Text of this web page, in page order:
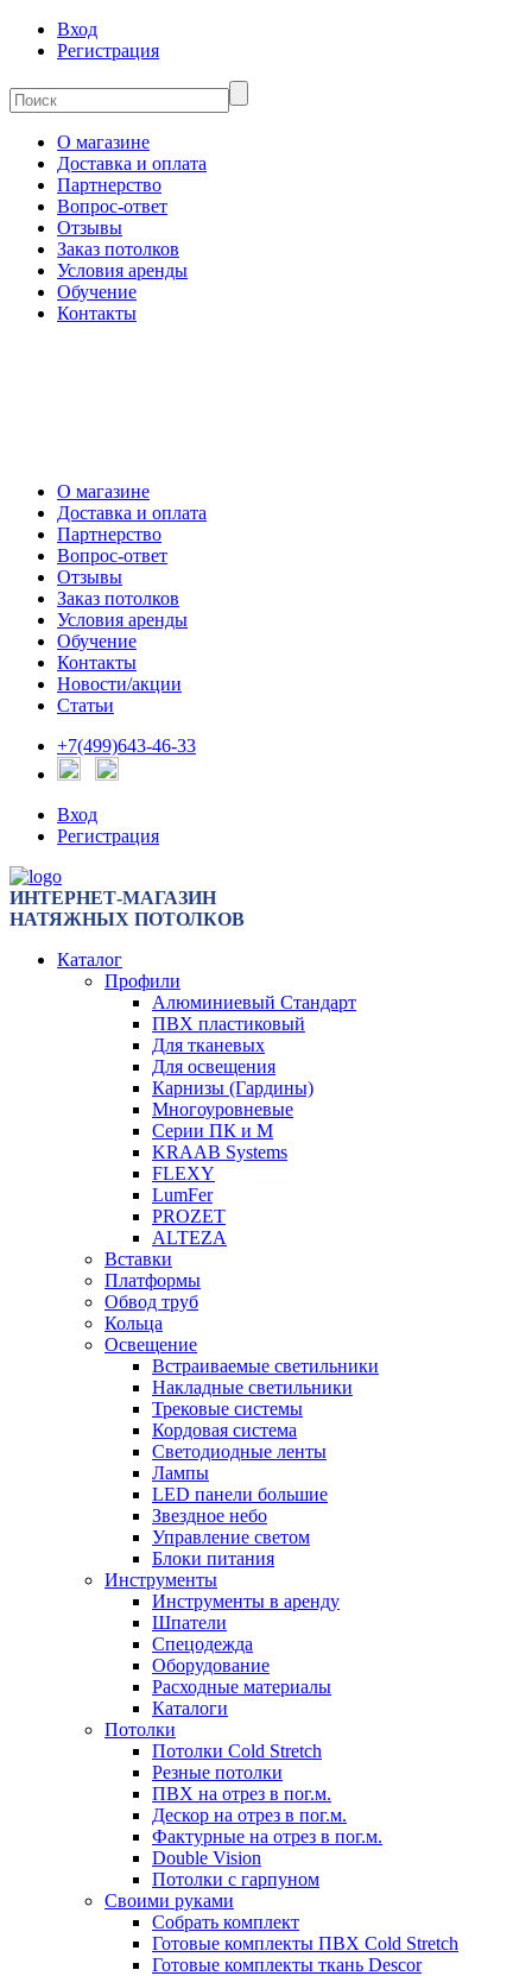
Вход
Регистрация
О магазине
Доставка и оплата
Партнерство
Вопрос-ответ
Отзывы
Заказ потолков
Условия аренды
Обучение
Контакты
О магазине
Доставка и оплата
Партнерство
Вопрос-ответ
Отзывы
Заказ потолков
Условия аренды
Обучение
Контакты
Новости/акции
Статьи
+7(499)643-46-33
Вход
Регистрация
ИНТЕРНЕТ-МАГАЗИН
НАТЯЖНЫХ ПОТОЛКОВ
Каталог
Профили
Алюминиевый Стандарт
ПВХ пластиковый
Для тканевых
Для освещения
Карнизы (Гардины)
Многоуровневые
Серии ПК и М
KRAAB Systems
FLEXY
LumFer
PROZET
ALTEZA
Вставки
Платформы
Обвод труб
Кольца
Освещение
Встраиваемые светильники
Накладные светильники
Трековые системы
Кордовая система
Светодиодные ленты
Лампы
LED панели большие
Звездное небо
Управление светом
Блоки питания
Инструменты
Инструменты в аренду
Шпатели
Спецодежда
Оборудование
Расходные материалы
Каталоги
Потолки
Потолки Cold Stretch
Резные потолки
ПВХ на отрез в пог.м.
Дескор на отрез в пог.м.
Фактурные на отрез в пог.м.
Double Vision
Потолки с гарпуном
Своими руками
Собрать комплект
Готовые комплекты ПВХ Cold Stretch
Готовые комплекты ткань Descor